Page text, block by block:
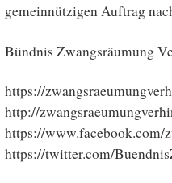
gemeinnützigen Auftrag
Bündnis Zwangsräumung
https://
http://
https://www.facebook.com/
https://twitter.com/